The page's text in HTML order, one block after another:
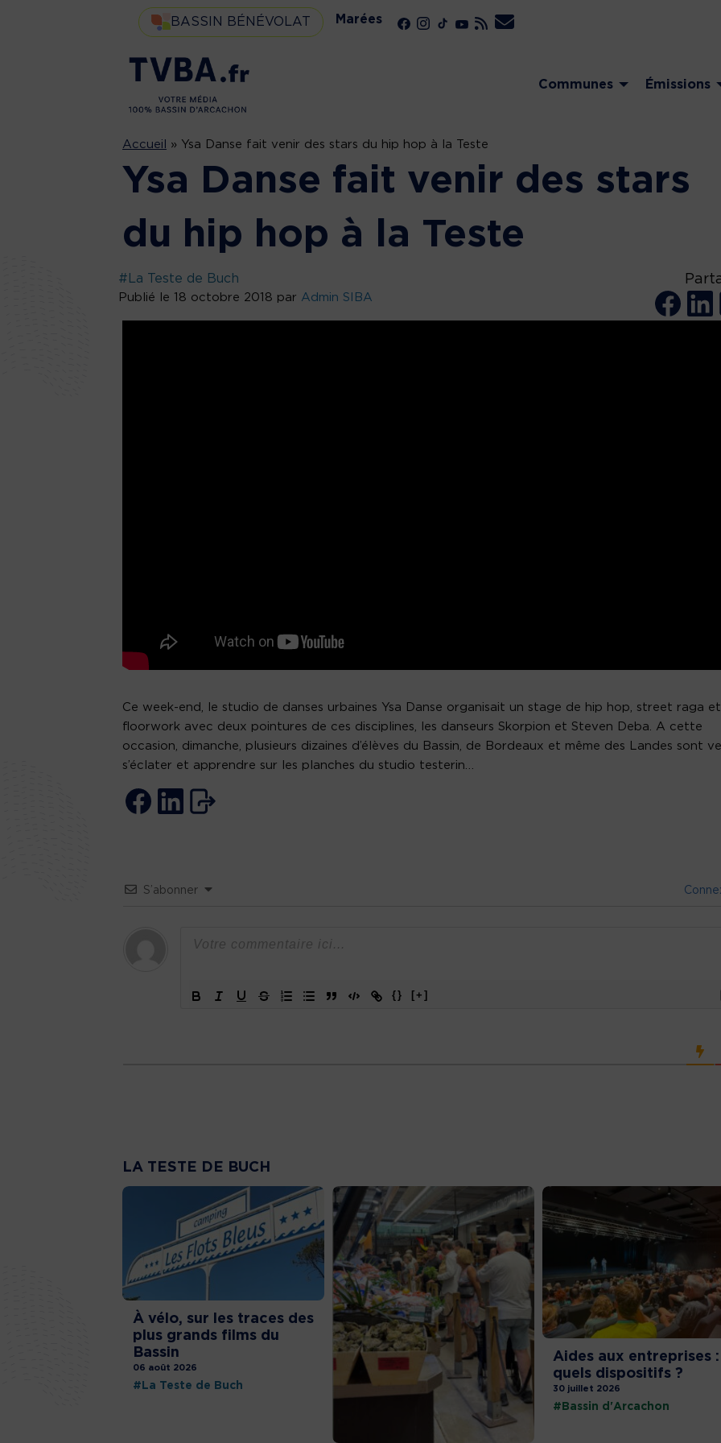
BASSIN BÉNÉVOLAT Marées
Communes Émissions
Accueil » Ysa Danse fait venir des stars du hip hop à la Teste
Ysa Danse fait venir des stars
du hip hop à la Teste
#La Teste de Buch
Publié le 18 octobre 2018 par Admin SIBA
Ce week-end, le studio de danses urbaines Ysa Danse organisait un stage de hip hop, street raga et
floorwork avec deux pointures de ces disciplines, les danseurs Skorpion et Steven Deba. A cette
occasion, dimanche, plusieurs dizaines d’élèves du Bassin, de Bordeaux et même des Landes sont
s’éclater et apprendre sur les planches du studio testerin…
S’abonner
{} [+]
LA TESTE DE BUCH
À vélo, sur les traces des
plus grands films du
Bassin
06 août 2026
#La Teste de Buch
Aides aux entreprises :
quels dispositifs ?
30 juillet 2026
#Bassin d'Arcachon